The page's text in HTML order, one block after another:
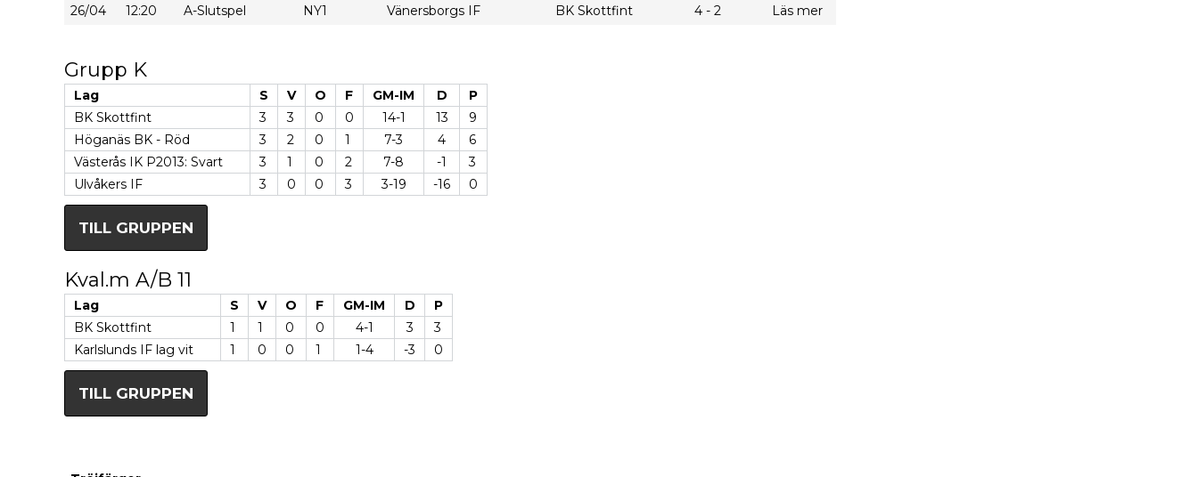
26/04
12:20 A-Slutspel NY1 Vänersborgs IF BK Skottfint 4 - 2 Läs mer
Grupp K
Lag S V O F GM-IM D
P
BK Skottfint
3 3 0 0 14-1 13
9
Höganäs BK - Röd
3 2 0 1 7-3 4
6
Västerås IK P2013: Svart
3 1 0 2 7-8 -1
3
Ulvåkers IF
3 0 0 3 3-19 -16 0
TILL GRUPPEN
Kval.m A/B 11
Lag S V O F GM-IM D
P
BK Skottfint
1 1 0 0 4-1 3
3
Karlslunds IF lag vit
1 0 0 1 1-4 -3 0
TILL GRUPPEN